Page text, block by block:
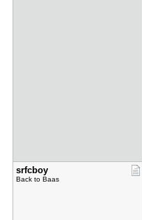
srfcboy
Back to Baas